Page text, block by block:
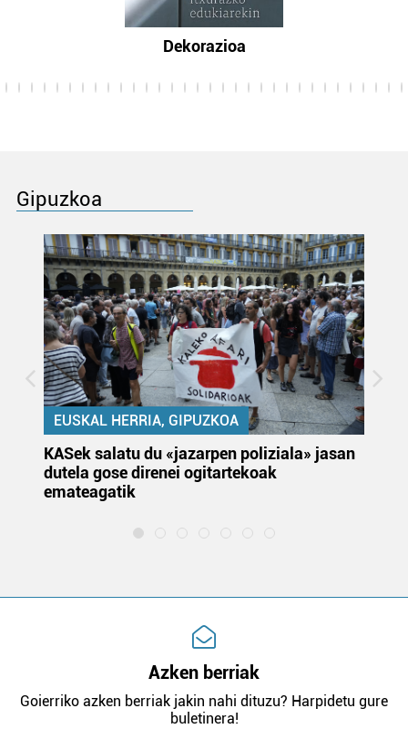
Dekorazioa
Gipuzkoa
EUSKAL HERRIA, GIPUZKOA
KASek salatu du «jazarpen poliziala» jasan
dutela gose direnei ogitartekoak
emateagatik
Azken berriak
Goierriko azken berriak jakin nahi dituzu? Harpidetu gure
buletinera!